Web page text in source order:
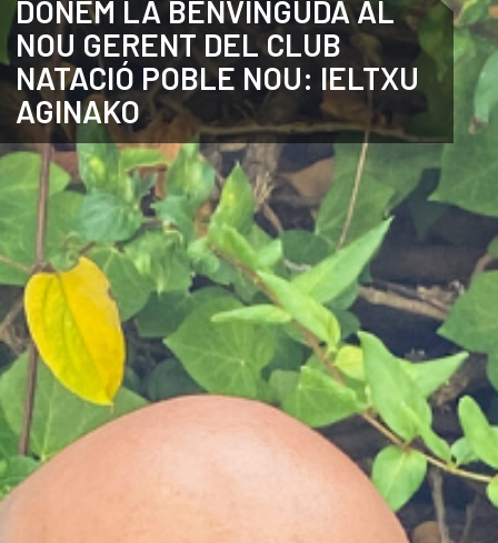
ANGLÈS
DONEM LA BENVINGUDA AL
NOU GERENT DEL CLUB
NATACIÓ POBLE NOU: IELTXU
AGINAKO